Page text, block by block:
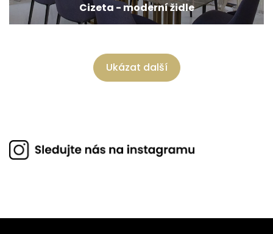
Cizeta - moderní židle
Ukázat další